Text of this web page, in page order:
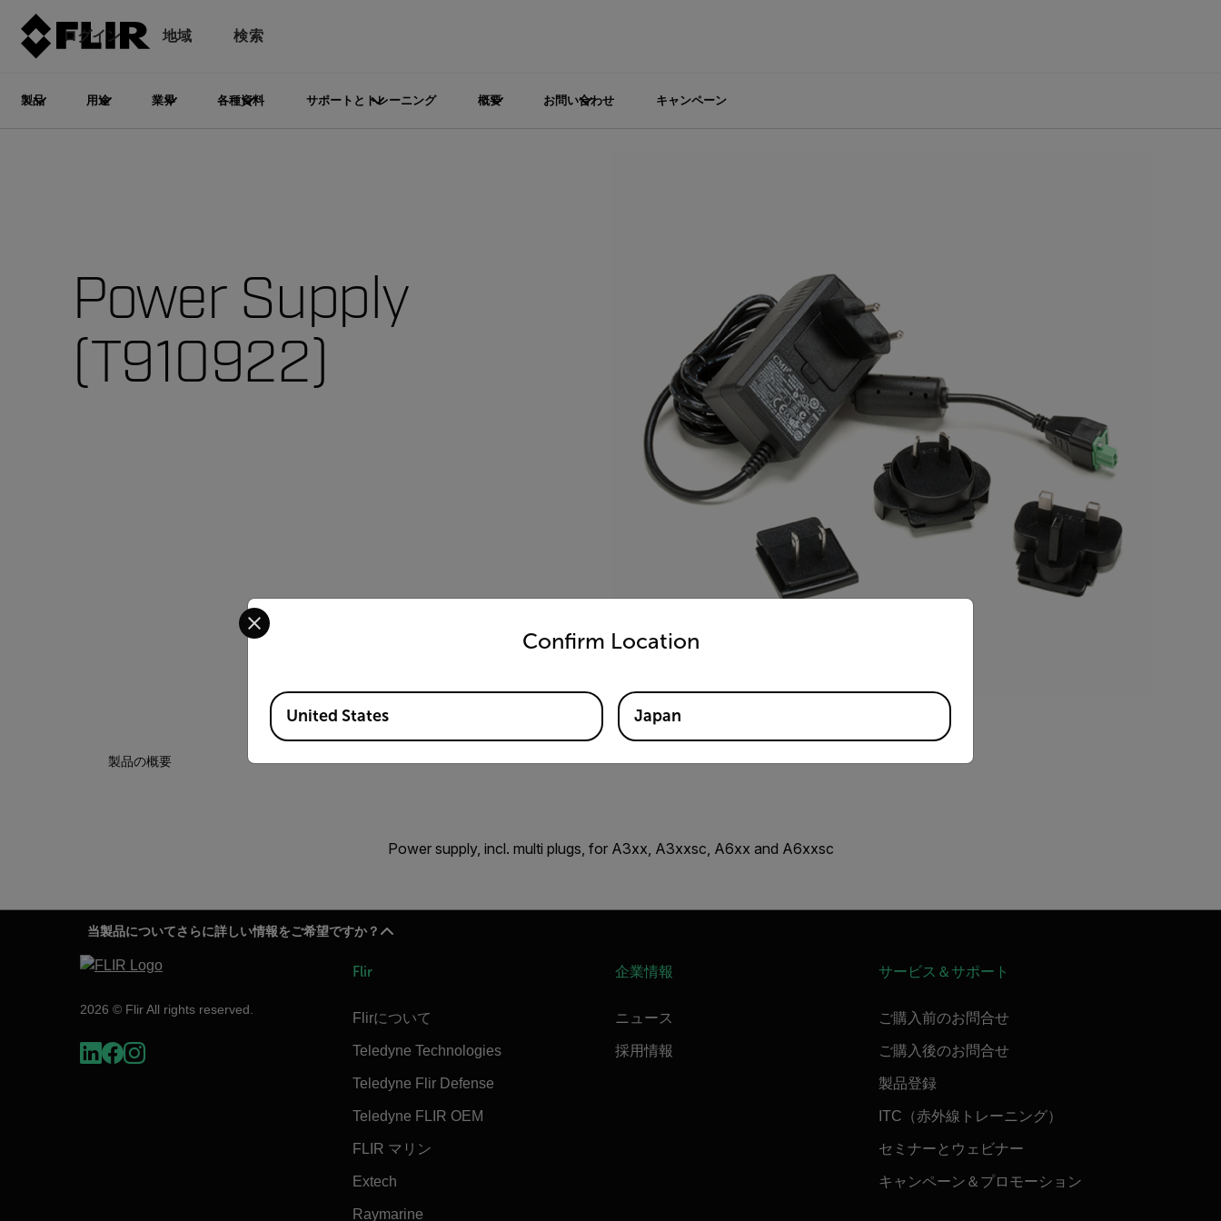
ログイン 地域 検索
製品 用途 業界 各種資料 サポートとトレーニング 概要 お問い合わせ キャンペーン
Power Supply
(T910922)
製品の概要
Power supply, incl. multi plugs, for A3xx, A3xxsc, A6xx and A6xxsc
当製品についてさらに詳しい情報をご希望ですか？
2026 © Flir All rights reserved.
Flir
Flirについて
Teledyne Technologies
Teledyne Flir Defense
Teledyne FLIR OEM
FLIR マリン
Extech
Raymarine
企業情報
ニュース
採用情報
サービス＆サポート
ご購入前のお問合せ
ご購入後のお問合せ
製品登録
ITC（赤外線トレーニング）
セミナーとウェビナー
キャンペーン＆プロモーション
Confirm Location
Select your preferred country and language from the options below to access the appropriate version of our website.
Available Locations
United States Japan